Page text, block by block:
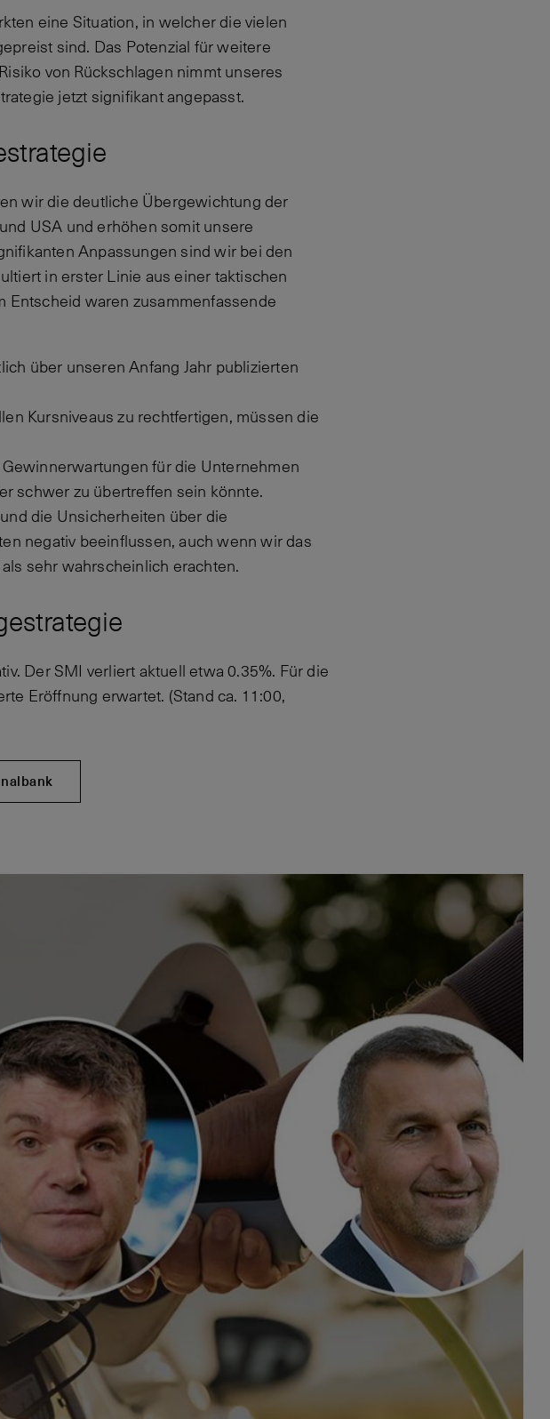
eine Situation, in welcher die vielen
sind. Das Potenzial für weitere
von Rückschlagen nimmt unseres
jetzt signifikant angepasst.
wir die deutliche Übergewichtung der
USA und erhöhen somit unsere
Anpassungen sind wir bei den
in erster Linie aus einer taktischen
Entscheid waren zusammenfassende
über unseren Anfang Jahr publizierten
Kursniveaus zu rechtfertigen, müssen die
für die Unternehmen
schwer zu übertreffen sein könnte.
die Unsicherheiten über die
negativ beeinflussen, auch wenn wir das
sehr wahrscheinlich erachten.
Der SMI verliert aktuell etwa 0.35%. Für die
Eröffnung erwartet. (Stand ca. 11:00,